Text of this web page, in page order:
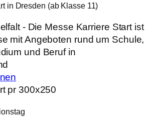
in Dresden (ab Klasse 11)
- Die Messe Karriere Start ist
mit Angeboten rund um Schule,
und Beruf in